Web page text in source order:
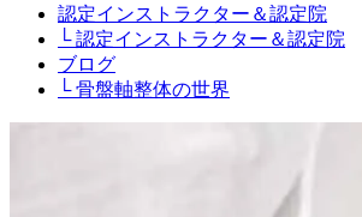
認定インストラクター＆認定院
└ 認定インストラクター＆認定院
ブログ
└ 骨盤軸整体の世界